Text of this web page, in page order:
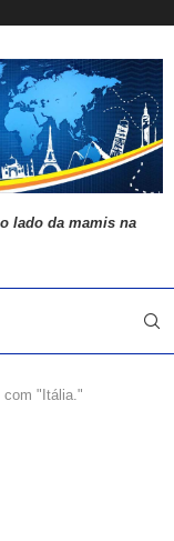
lado da mamis na
com "Itália."